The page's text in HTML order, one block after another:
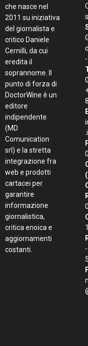
che nasce nel
2011 su iniziativa
del giornalista e
critico Daniele
Cernilli, da cui
eredita il
soprannome. Il
punto di forza di
DoctorWine è un
editore
indipendente
(MD
Comunication
srl) e la stretta
integrazione fra
web e prodotti
cartacei per
garantire
informazione
giornalistica,
critica enoica e
aggiornamenti
costanti.
-